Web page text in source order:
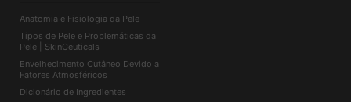
Anatomia e Fisiologia da Pele
Tipos de Pele e Problemáticas da
Pele | SkinCeuticals
Envelhecimento Cutâneo Devido a
Fatores Atmosféricos
Dicionário de Ingredientes